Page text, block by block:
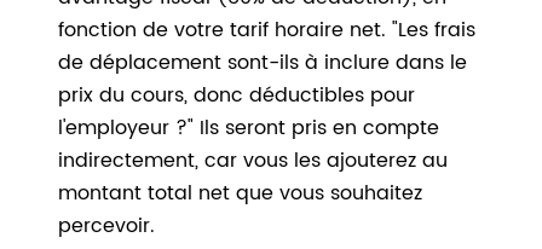
fonction de votre tarif horaire net. "Les frais
de déplacement sont-ils à inclure dans le
prix du cours, donc déductibles pour
l'employeur ?" Ils seront pris en compte
indirectement, car vous les ajouterez au
montant total net que vous souhaitez
percevoir.